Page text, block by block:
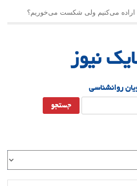
اراده می‌کنیم ولی شکست می‌خوریم؟
نیوز
روانشناسی